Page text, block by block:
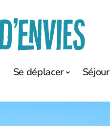
Se déplacer Séjour